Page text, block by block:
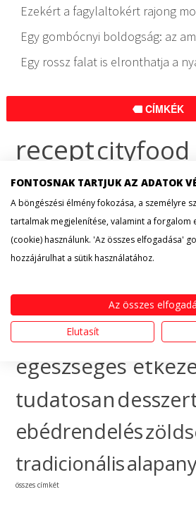
Ezekért a fagylaltokért rajong
Egy gombócnyi boldogság: az
Egy rossz falat is elronthatja a
CÍMKÉK
receptcityfood
érdekesség
készítsem
táplálkozás
gyümölcsünnep
házhozszállítás
egészséges
tudatosan
ebédrendelés
tradicionális
összes címkét
FONTOSNAK TARTJUK AZ ADATOK
A böngészési élmény fokozása, a személyre
tartalmak megjelenítése, valamint a forgalom
(cookie) használunk. 'Az összes elfogadása'
hozzájárulhat a sütik használatához.
Az összes
Elutasít